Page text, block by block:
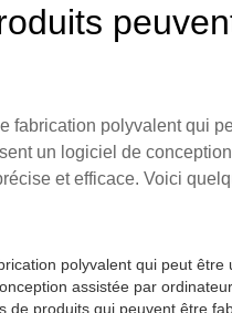
fabrication polyvalent qui
un logiciel de
et efficace. Voici
polyvalent qui peut
assistée par
de produits qui peuvent être